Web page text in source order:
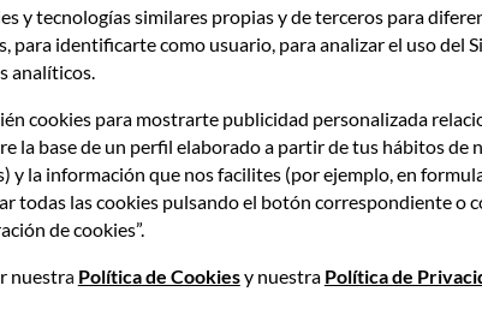
en 1979, nació Organically Grown una organización
llegó a Europa en 1986, cuando Carlo Perini
Imagen
y tecnologías similares propias y de terceros para
para identificarte como usuario, para analizar el uso del
analíticos.
cookies para mostrarte publicidad personalizada
la base de un perfil elaborado a partir de tus hábitos de
y la información que nos facilites (por ejemplo, en
todas las cookies pulsando el botón correspondiente o
de cookies”.
nuestra Política de Cookiesy nuestra Política de